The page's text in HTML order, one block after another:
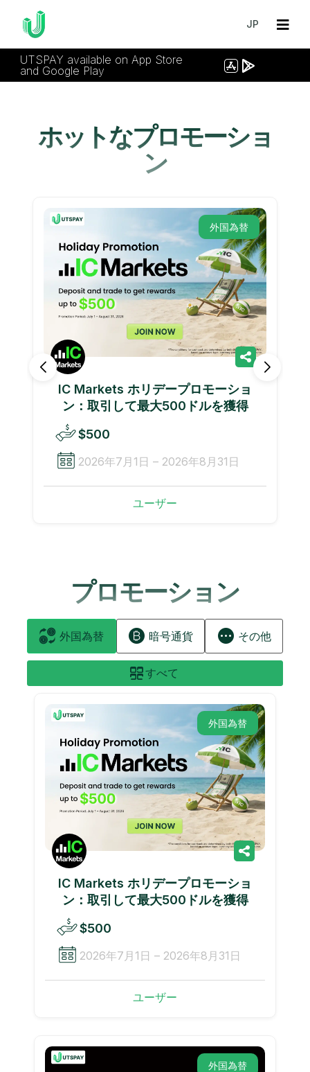
JP
UTSPAY available on App Store
and Google Play
ホットなプロモーショ
ン
外国為替
IC Markets ホリデープロモーショ
ン：取引して最大500ドルを獲得
$500
2026年7月1日 – 2026年8月31日
ユーザー
プロモーション
外国為替 暗号通貨 その他
すべて
外国為替
IC Markets ホリデープロモーショ
ン：取引して最大500ドルを獲得
$500
2026年7月1日 – 2026年8月31日
ユーザー
外国為替